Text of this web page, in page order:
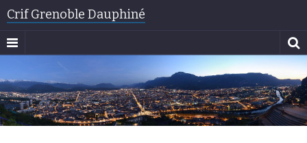
Crif Grenoble Dauphiné